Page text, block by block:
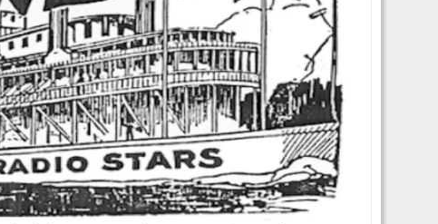
Jingle NIEUW
Omroepbanden
Stoomfluit Klaas
Vaak
Uitvinding
jinglecassette